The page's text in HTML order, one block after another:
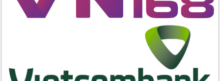
Tập huấn nâng cao năng lực triển khai
chuyển đổi số cho cán bộ, công chức
Đẩy mạnh cải cách hành chính, quyết